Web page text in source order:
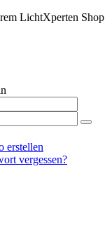
LichtXperten Shop
erstellen
vergessen?